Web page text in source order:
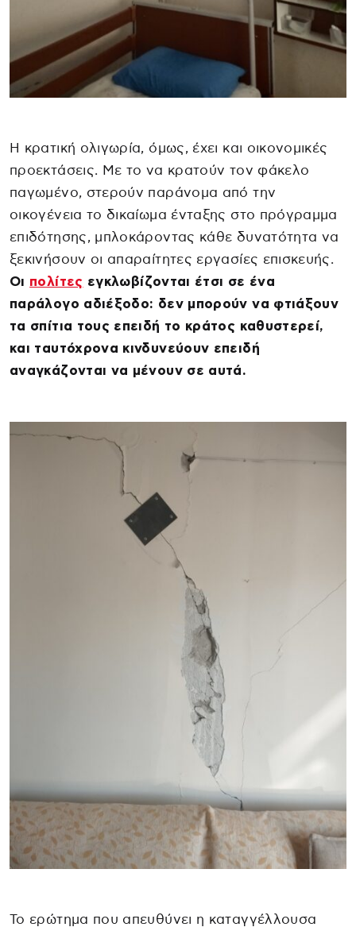
Η κρατική ολιγωρία, όμως, έχει και οικονομικές
προεκτάσεις. Με το να κρατούν τον φάκελο
παγωμένο, στερούν παράνομα από την
οικογένεια το δικαίωμα ένταξης στο πρόγραμμα
επιδότησης, μπλοκάροντας κάθε δυνατότητα να
ξεκινήσουν οι απαραίτητες εργασίες επισκευής.
Οι πολίτες εγκλωβίζονται έτσι σε ένα
παράλογο αδιέξοδο: δεν μπορούν να φτιάξουν
τα σπίτια τους επειδή το κράτος καθυστερεί,
και ταυτόχρονα κινδυνεύουν επειδή
αναγκάζονται να μένουν σε αυτά.
Το ερώτημα που απευθύνει η καταγγέλλουσα